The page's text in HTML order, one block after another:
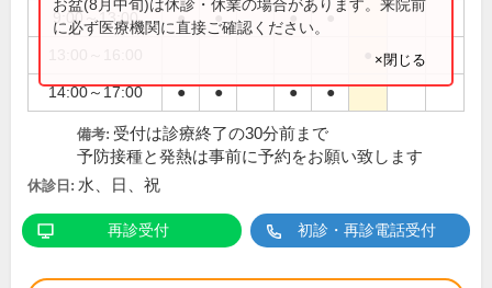
9:00～13:00 ● ● ● ●
14:00～17:00 ● ● ● ●
お盆(8月中旬)は休診・休業の場合があります。来院前
に必ず医療機関に直接ご確認ください。
×閉じる
備考: 受付は診療終了の30分前まで
予防接種と発熱は事前に予約をお願い致します
休診日: 水、日、祝
再診受付 初診・再診電話受付